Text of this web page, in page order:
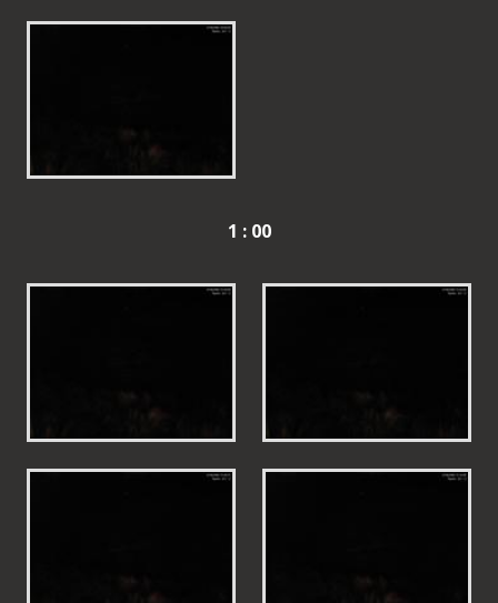
1 : 00